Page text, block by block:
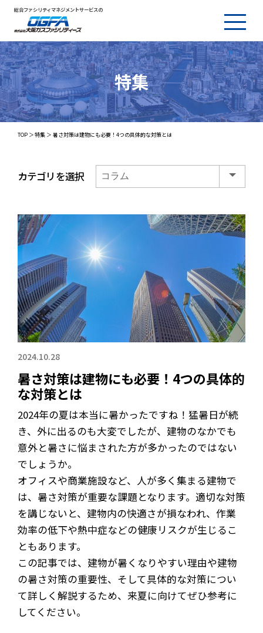
総合ファシリティマネジメントサービスの
特集
TOP 特集 暑さ対策は建物にも必要！4つの具体的な対策とは
カテゴリを選択
2024.10.28
暑さ対策は建物にも必要！4つの具体的
な対策とは
2024年の夏は本当に暑かったですね！猛暑日が続
き、外に出るのも大変でしたが、建物のなかでも
意外と暑さに悩まされた方が多かったのではない
でしょうか。
オフィスや商業施設など、人が多く集まる建物で
は、暑さ対策が重要な課題となります。適切な対策
を講じないと、建物内の快適さが損なわれ、作業
効率の低下や熱中症などの健康リスクが生じるこ
ともあります。
この記事では、建物が暑くなりやすい理由や建物
の暑さ対策の重要性、そして具体的な対策につい
て詳しく解説するため、来夏に向けてぜひ参考に
してください。